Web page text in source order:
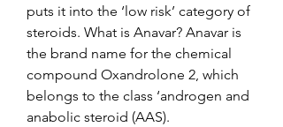
puts it into the ‘low risk’ category of
steroids. What is Anavar? Anavar is
the brand name for the chemical
compound Oxandrolone 2, which
belongs to the class ‘androgen and
anabolic steroid (AAS).